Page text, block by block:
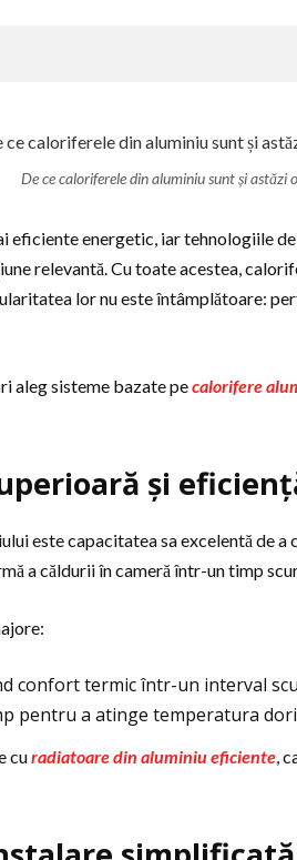
De ce caloriferele din aluminiu sunt și astăzi
energetic, iar tehnologiile
relevantă. Cu toate acestea,
lor nu este întâmplătoare:
aleg sisteme bazate pecalorifere
și
este capacitatea sa excelentă de
a căldurii în cameră într-un timp
confort termic într-un interval
pentru a atinge temperatura
curadiatoare din aluminiu eficiente,